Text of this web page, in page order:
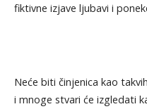
fiktivne izjave ljubavi i
Neće biti činjenica kao
i mnoge stvari će izgledati